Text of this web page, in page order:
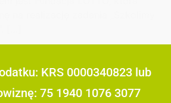
KRS 0000340823 lub
75 1940 1076 3077